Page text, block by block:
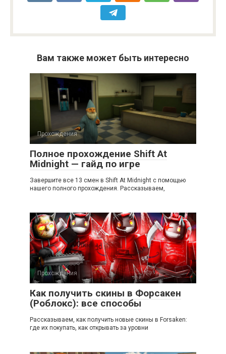
Вам также может быть интересно
Прохождения
Полное прохождение Shift At
Midnight — гайд по игре
Завершите все 13 смен в Shift At Midnight с помощью
нашего полного прохождения. Рассказываем,
Прохождения
Как получить скины в Форсакен
(Роблокс): все способы
Рассказываем, как получить новые скины в Forsaken:
где их покупать, как открывать за уровни